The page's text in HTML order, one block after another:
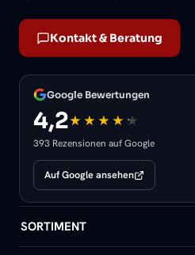
Kontakt & Beratung
Google Bewertungen
4,2
393 Rezensionen auf Google
Auf Google ansehen
SORTIMENT